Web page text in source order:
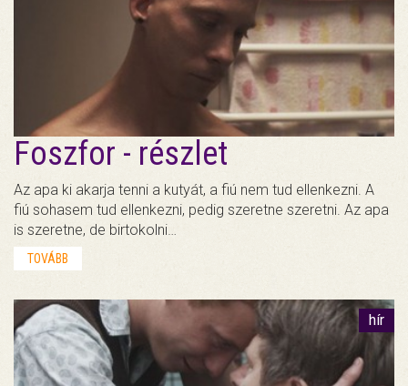
Foszfor - részlet
Az apa ki akarja tenni a kutyát, a fiú nem tud ellenkezni. A
fiú sohasem tud ellenkezni, pedig szeretne szeretni. Az apa
is szeretne, de birtokolni…
TOVÁBB
hír